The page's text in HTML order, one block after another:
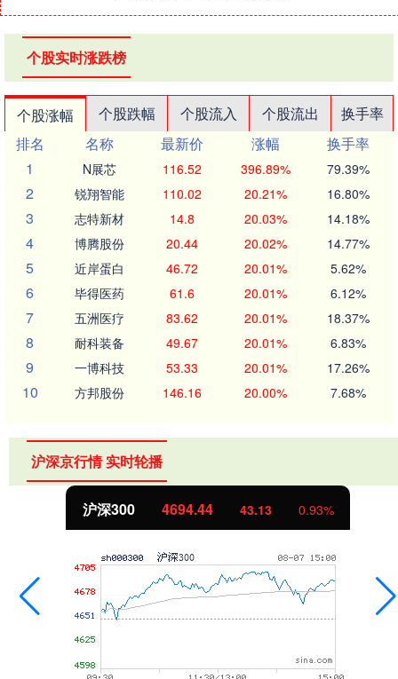
个股实时涨跌榜
个股涨幅 个股跌幅 个股流入 个股流出
换手率
排名
名称 最新价 涨幅
换手率
1
N展芯 116.52 396.89% 79.39%
2 锐翔智能 110.02 20.21% 16.80%
3 志特新材 14.8 20.03% 14.18%
4 博腾股份 20.44 20.02% 14.77%
5 近岸蛋白 46.72 20.01% 5.62%
6 毕得医药 61.6 20.01% 6.12%
7 五洲医疗 83.62 20.01% 18.37%
8 耐科装备 49.67 20.01% 6.83%
9 一博科技 53.33 20.01% 17.26%
10 方邦股份 146.16 20.00% 7.68%
沪深京行情 实时轮播
43.13 0.93% 北证50